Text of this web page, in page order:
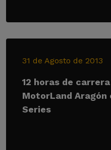
31 de Agosto de 2013
12 horas de
MotorLand Aragón
Series